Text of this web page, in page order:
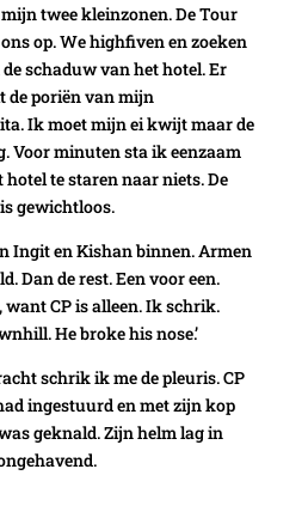
twee kleinzonen. De Tour
op. We highfiven en zoeken
schaduw van het hotel. Er
de poriën van mijn
Ik moet mijn ei kwijt maar de
Voor minuten sta ik eenzaam
te staren naar niets. De
gewichtloos.
Ingit en Kishan binnen. Armen
Dan de rest. Een voor een.
CP is alleen. Ik schrik.
He broke his nose.’
schrik ik me de pleuris. CP
ingestuurd en met zijn kop
geknald. Zijn helm lag in